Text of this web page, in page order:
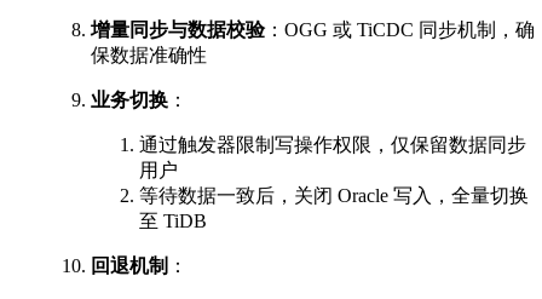
增量同步与数据校验：OGG 或 TiCDC 同步机制，确
保数据准确性
业务切换 ：
通过触发器限制写操作权限，仅保留数据同步
用户
等待数据一致后，关闭 Oracle 写入，全量切换
至 TiDB
回退机制 ：